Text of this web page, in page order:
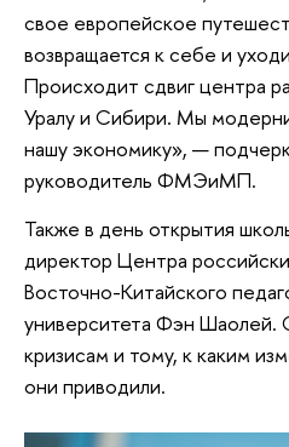
свое европейское
возвращается к себе и
Происходит сдвиг центра
Уралу и Сибири. Мы
нашу экономику», —
руководитель ФМЭиМП.
Также в день открытия
директор Центра
Восточно-Китайского
университета Фэн Шаолей.
кризисам и тому, к каким
они приводили.